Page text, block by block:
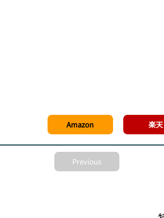
Amazon 楽天
Previous